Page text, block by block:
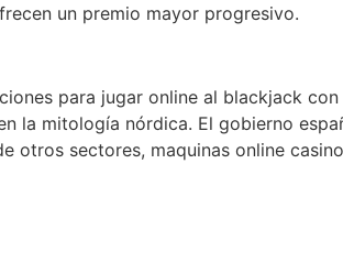
un premio mayor progresivo.
para jugar online al blackjack con
la mitología nórdica. El gobierno
otros sectores, maquinas online